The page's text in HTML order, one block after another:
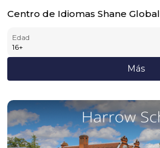
Centro de Idiomas Shane
Edad
16+
Más